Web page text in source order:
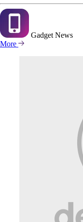
Gadget News
More